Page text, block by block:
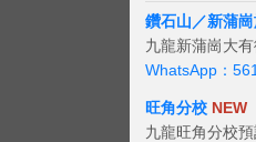
鑽石山／新蒲
九龍新蒲崗大
WhatsApp：
旺角分校 NEW
九龍旺角分校